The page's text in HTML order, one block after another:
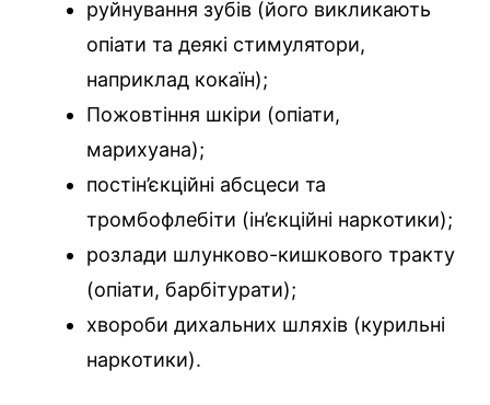
руйнування зубів (його викликають
опіати та деякі стимулятори,
наприклад кокаїн);
Пожовтіння шкіри (опіати,
марихуана);
постін’єкційні абсцеси та
тромбофлебіти (ін’єкційні наркотики);
розлади шлунково-кишкового тракту
(опіати, барбітурати);
хвороби дихальних шляхів (курильні
наркотики).